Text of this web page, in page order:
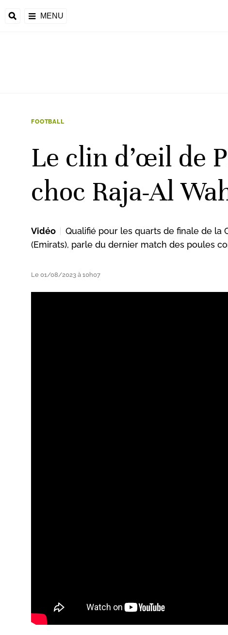
MENU
de l'UEFA
FOOTBALL
Le clin d’œil de
choc Raja-Al
Vidéo
Qualifié pour les quarts de finale de la
(Emirats), parle du dernier match des poules
Le 01/08/2023 à 10h07